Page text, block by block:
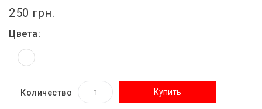
250 грн.
Цвета:
Количество Купить